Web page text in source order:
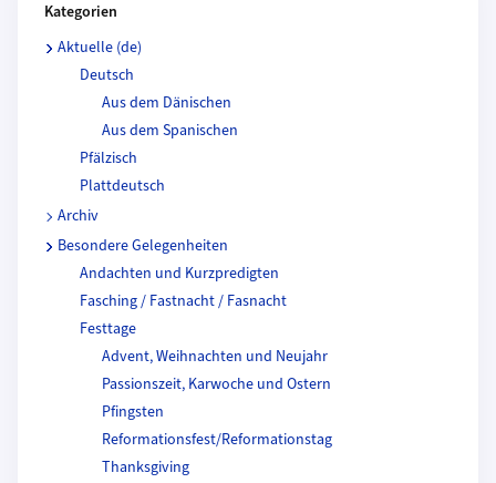
Kategorien
Aktuelle (de)
Deutsch
Aus dem Dänischen
Aus dem Spanischen
Pfälzisch
Plattdeutsch
Archiv
Besondere Gelegenheiten
Andachten und Kurzpredigten
Fasching / Fastnacht / Fasnacht
Festtage
Advent, Weihnachten und Neujahr
Passionszeit, Karwoche und Ostern
Pfingsten
Reformationsfest/Reformationstag
Thanksgiving